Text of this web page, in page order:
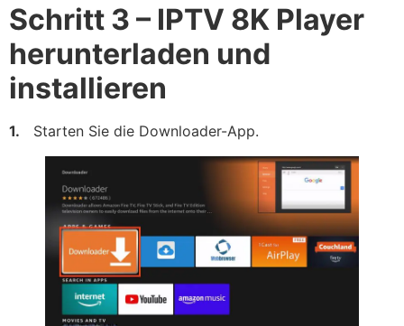
Schritt 3 – IPTV 8K Player
herunterladen und
installieren
1. Starten Sie die Downloader-App.